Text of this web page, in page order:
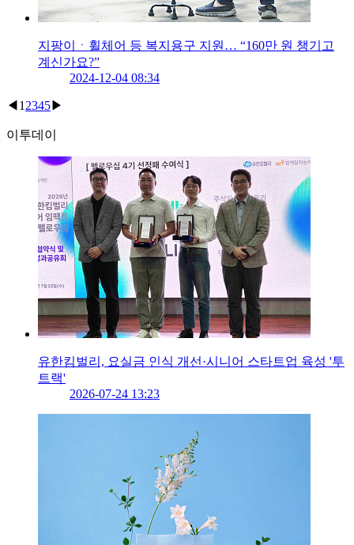
지팡이ㆍ휠체어 등 복지용구 지원… “160만 원 챙기고
계신가요?”
2024-12-04 08:34
◀ 1 2345▶
이투데이
유한킴벌리, 요실금 인식 개선·시니어 스타트업 육성 '투
트랙'
2026-07-24 13:23